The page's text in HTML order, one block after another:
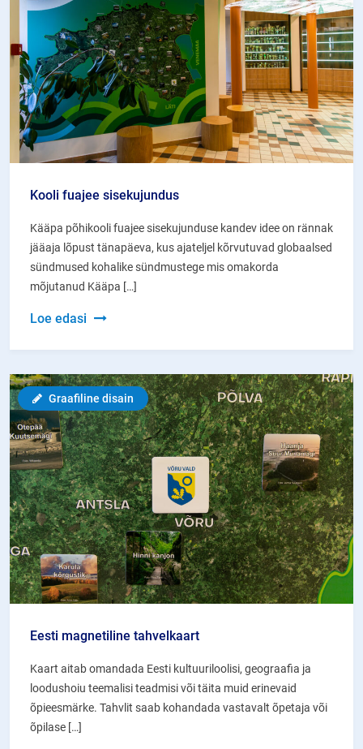
Kooli fuajee sisekujundus
Kääpa põhikooli fuajee sisekujunduse kandev idee on rännak
jääaja lõpust tänapäeva, kus ajateljel kõrvutuvad globaalsed
sündmused kohalike sündmustege mis omakorda
mõjutanud Kääpa […]
Loe edasi
Kooli
Graafiline disain
Eesti magnetiline tahvelkaart
Kaart aitab omandada Eesti kultuuriloolisi, geograafia ja
loodushoiu teemalisi teadmisi või täita muid erinevaid
õpieesmärke. Tahvlit saab kohandada vastavalt õpetaja või
õpilase […]